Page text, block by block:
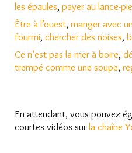
les épaules, payer au lance-
Être à l’ouest, manger avec
fourmi, chercher des noises,
Ce n’est pas la mer à boire,
trempé comme une soupe,
En attendant, vous pouvez
courtes vidéos sur la chaîne